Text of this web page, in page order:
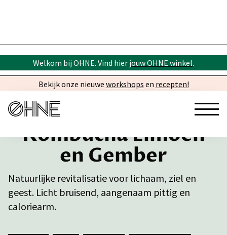
Welkom bij OHNE. Vind hier jouw OHNE winkel.
Bekijk onze nieuwe workshops en recepten!
Kombucha Limoen
en Gember
Natuurlijke revitalisatie voor lichaam, ziel en
geest. Licht bruisend, aangenaam pittig en
caloriearm.